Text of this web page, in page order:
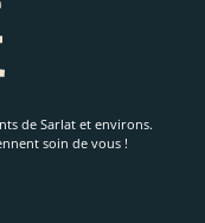
de Sarlat et environs.
soin de vous !